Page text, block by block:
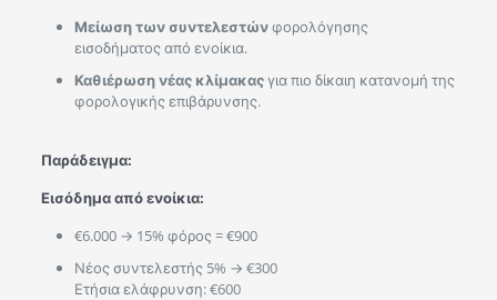
Μείωση των συντελεστώνφορολόγησης
εισοδήματος από ενοίκια.
Καθιέρωση νέας κλίμακαςγια πιο δίκαιη κατανομή της
φορολογικής επιβάρυνσης.
Παράδειγμα:
Εισόδημα από ενοίκια:
€6.000 → 15% φόρος = €900
Νέος συντελεστής 5% → €300
Ετήσια ελάφρυνση: €600